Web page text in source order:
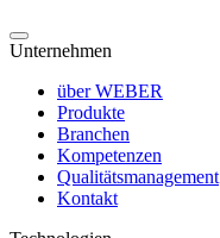
Unternehmen
über WEBER
Produkte
Branchen
Kompetenzen
Qualitätsmanagement
Kontakt